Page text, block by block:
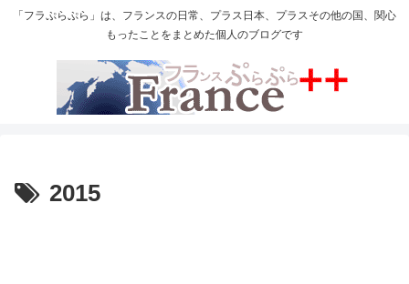
「フラぷらぷら」は、フランスの日常、プラス日本、プラスその他の国、関心
もったことをまとめた個人のブログです
2015